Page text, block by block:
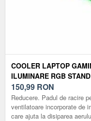
COOLER LAPTOP
ILUMINARE RGB
150,99 RON
Reducere. Padul de racire
ventilatoare incorporate de
care ajuta la disiparea